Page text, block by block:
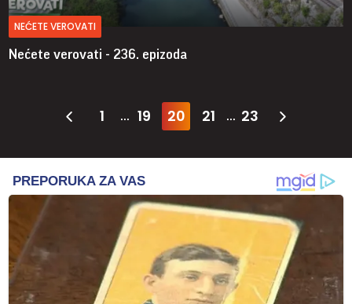
NEĆETE VEROVATI
Nećete verovati - 236. epizoda
1 ... 19 20 21 ... 23